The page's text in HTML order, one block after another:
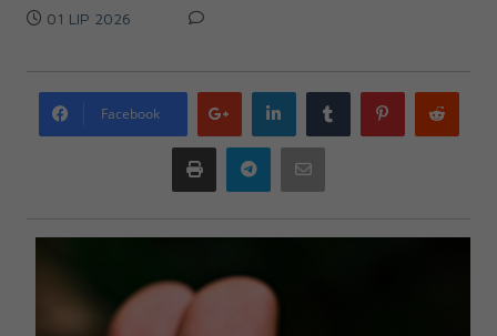
01 LIP 2026
Facebook
Google
plus
LinkedIn Tumblr Pinterest
Print Telegram